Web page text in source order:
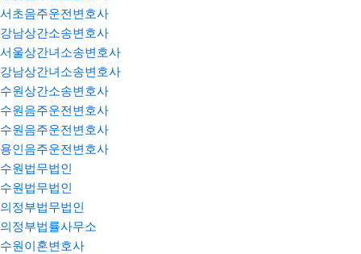
서초음주운전변호사
강남상간소송변호사
서울상간녀소송변호사
강남상간녀소송변호사
수원상간소송변호사
수원음주운전변호사
수원음주운전변호사
용인음주운전변호사
수원법무법인
수원법무법인
의정부법무법인
의정부법률사무소
수원이혼변호사